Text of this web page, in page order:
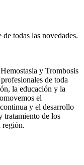
todas las novedades.
y Trombosis
de toda
la educación y la
el
y el desarrollo
tratamiento de los
región.